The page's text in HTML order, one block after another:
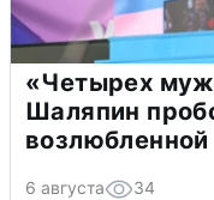
«Четырех
Шаляпин
возлюбленной
6 августа 34